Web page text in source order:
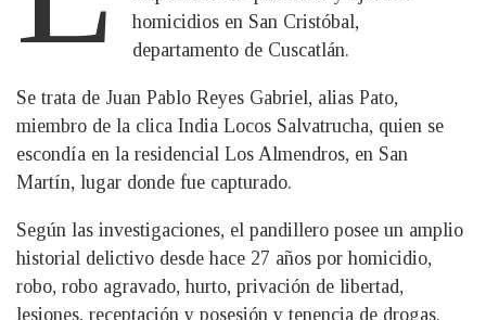
homicidios en San Cristóbal,
departamento de Cuscatlán.
Se trata de Juan Pablo Reyes Gabriel, alias Pato,
miembro de la clica India Locos Salvatrucha, quien se
escondía en la residencial Los Almendros, en San
Martín, lugar donde fue capturado.
Según las investigaciones, el pandillero posee un amplio
historial delictivo desde hace 27 años por homicidio,
robo, robo agravado, hurto, privación de libertad,
lesiones, receptación y posesión y tenencia de drogas.